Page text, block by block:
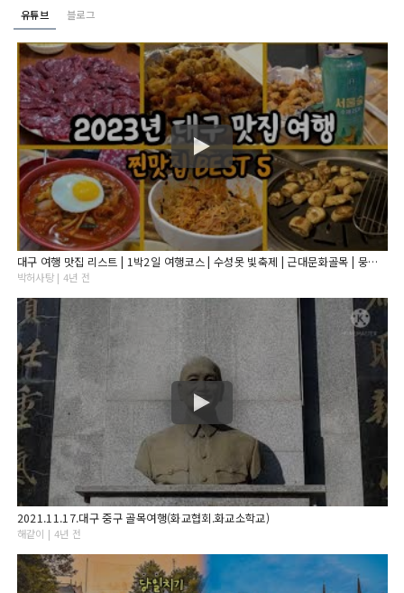
유튜브 블로그
대구 여행 맛집 리스트 | 1박2일 여행코스 | 수성못 빛축제 | 근대문화골목 | 뭉티기 | 대구막창 | 납작만두
박허사탕 | 4년 전
2021.11.17.대구 중구 골목여행(화교협회.화교소학교)
해같이 | 4년 전